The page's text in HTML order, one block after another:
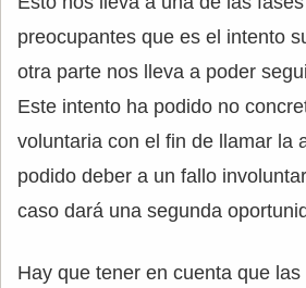
preocupantes que es el intento
otra parte nos lleva a poder
Este intento ha podido no
voluntaria con el fin de llamar la
podido deber a un fallo
caso dará una segunda
Hay que tener en cuenta que